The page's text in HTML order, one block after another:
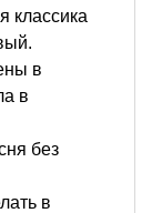
классика
в
в
без
в